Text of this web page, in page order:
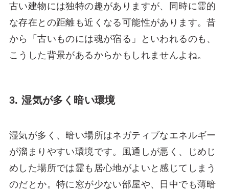
古い建物には独特の趣がありますが、同時に霊的
な存在との距離も近くなる可能性があります。昔
から「古いものには魂が宿る」といわれるのも、
こうした背景があるからかもしれませんよね。
3. 湿気が多く暗い環境
湿気が多く、暗い場所はネガティブなエネルギー
が溜まりやすい環境です。風通しが悪く、じめじ
めした場所では霊も居心地がよいと感じてしまう
のだとか。特に窓が少ない部屋や、日中でも薄暗